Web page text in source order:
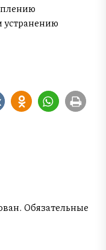
устранению
Обязательные